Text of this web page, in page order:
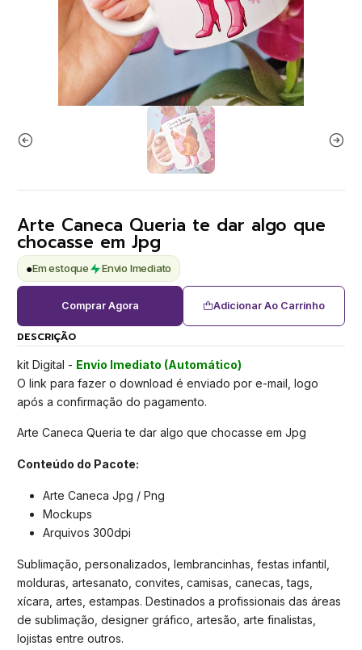
Arte Caneca Queria te dar algo que
chocasse em Jpg
●Em estoque Envio Imediato
Adicionar Ao Carrinho
Comprar Agora
DESCRIÇÃO
kit Digital - Envio Imediato (Automático)
O link para fazer o download é enviado por e-mail, logo
após a confirmação do pagamento.
Arte Caneca Queria te dar algo que chocasse em Jpg
Conteúdo do Pacote:
Arte Caneca Jpg / Png
Mockups
Arquivos 300dpi
Sublimação, personalizados, lembrancinhas, festas infantil,
molduras, artesanato, convites, camisas, canecas, tags,
xícara, artes, estampas. Destinados a profissionais das áreas
de sublimação, designer gráfico, artesão, arte finalistas,
lojistas entre outros.